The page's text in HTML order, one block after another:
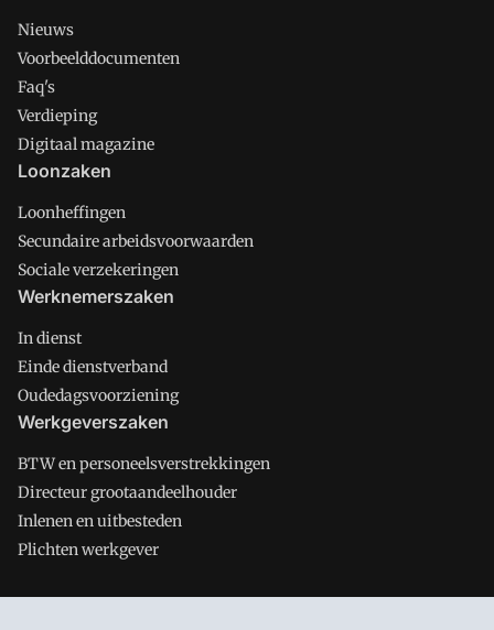
Nieuws
Voorbeelddocumenten
Faq's
Verdieping
Digitaal magazine
Loonzaken
Loonheffingen
Secundaire arbeidsvoorwaarden
Sociale verzekeringen
Werknemerszaken
In dienst
Einde dienstverband
Oudedagsvoorziening
Werkgeverszaken
BTW en personeelsverstrekkingen
Directeur grootaandeelhouder
Inlenen en uitbesteden
Plichten werkgever